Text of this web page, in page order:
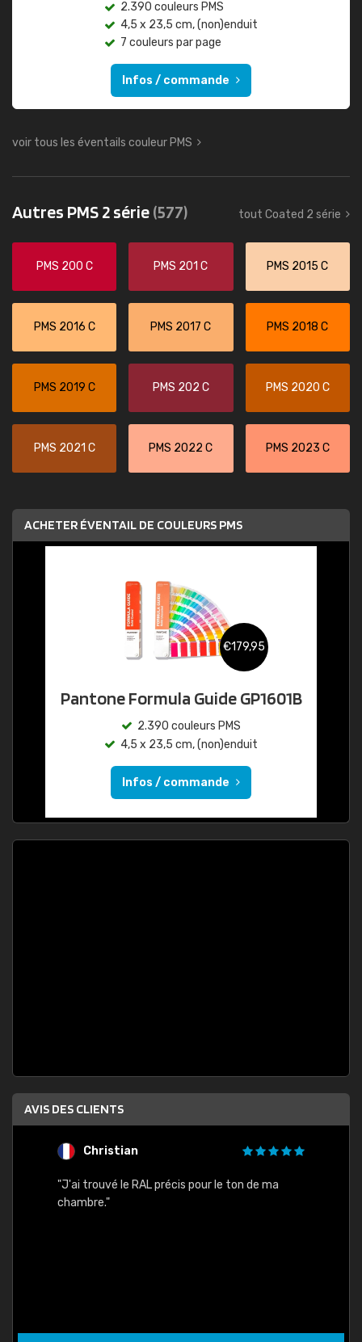
2.390 couleurs PMS
4,5 x 23,5 cm, (non)enduit
7 couleurs par page
Infos / commande
voir tous les éventails couleur PMS
Autres PMS 2 série(577) tout Coated 2 série
PMS 200 C PMS 201 C PMS 2015 C
PMS 2016 C PMS 2017 C PMS 2018 C
PMS 2019 C PMS 202 C PMS 2020 C
PMS 2021 C PMS 2022 C PMS 2023 C
ACHETER ÉVENTAIL DE COULEURS PMS
€179,95
Pantone Formula Guide GP1601B
2.390 couleurs PMS
4,5 x 23,5 cm, (non)enduit
Infos / commande
AVIS DES CLIENTS
Christian
"J'ai trouvé le RAL précis pour le ton de ma
chambre."